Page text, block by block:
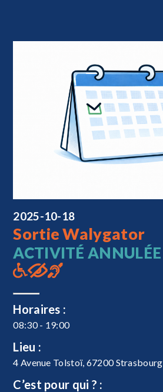
2025-10-18
Sortie Walygator
ACTIVITÉ ANNULÉE
Horaires :
08:30 - 19:00
Lieu :
4 Avenue Tolstoï, 67200 Strasbourg
C’est pour qui ? :